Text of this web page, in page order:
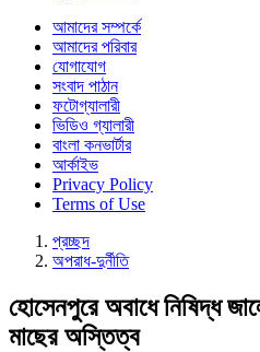
আমাদের সম্পর্কে
আমাদের পরিবার
যোগাযোগ
সংবাদ পাঠান
ফটোগ্যালারী
ভিডিও গ্যালারী
বাংলা কনভার্টার
আর্কাইভ
Privacy Policy
Terms of Use
প্রচ্ছদ
অপরাধ-দুর্নীতি
হোসেনপুরে অবাধে নিষিদ্ধ
মাছের অস্তিত্ব